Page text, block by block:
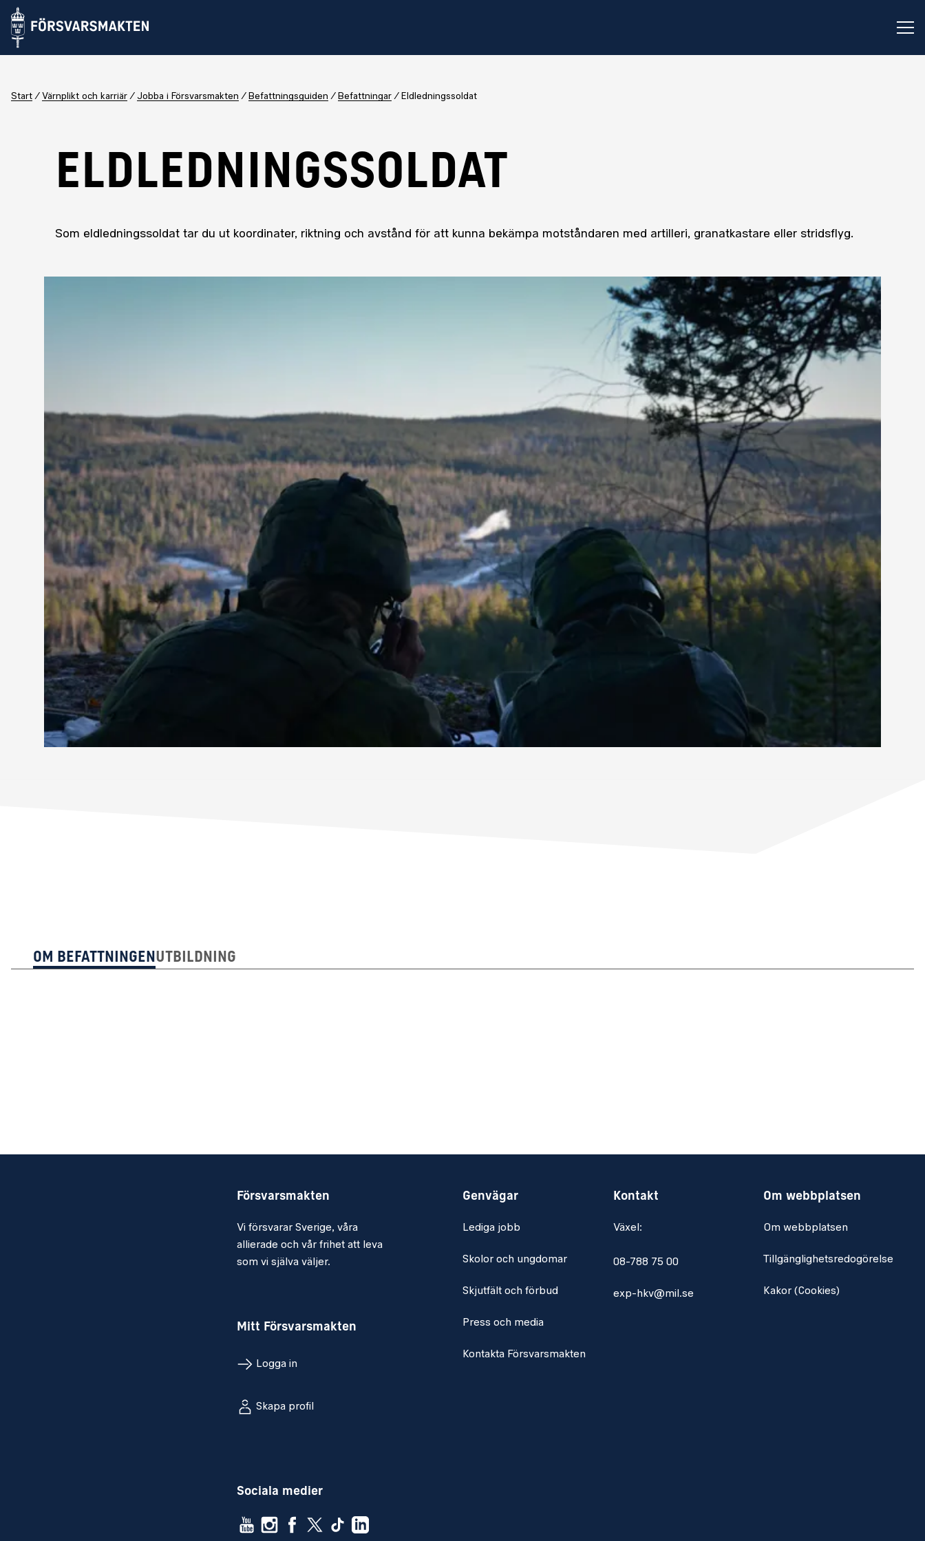
Start Värnplikt och karriär Jobba i Försvarsmakten Befattningsguiden Befattningar Eldledningssoldat
ELDLEDNINGSSOLDAT
Som eldledningssoldat tar du ut koordinater, riktning och avstånd för att kunna bekämpa motståndaren med artilleri, granatkastare eller stridsflyg.
Om BefattningenUtbildning
Försvarsmakten
Vi försvarar Sverige, våra
allierade och vår frihet att leva
som vi själva väljer.
Mitt Försvarsmakten
Logga in
Skapa profil
Sociala medier
Genvägar
Lediga jobb
Skolor och ungdomar
Skjutfält och förbud
Press och media
Kontakta Försvarsmakten
Kontakt
Växel:
08-788 75 00
exp-hkv@mil.se
Om webbplatsen
Om webbplatsen
Tillgänglighetsredogörelse
Kakor (Cookies)